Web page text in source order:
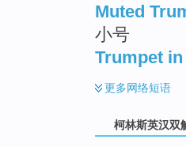
Muted
小号
Trumpet
更多网络短语
柯林斯英汉双